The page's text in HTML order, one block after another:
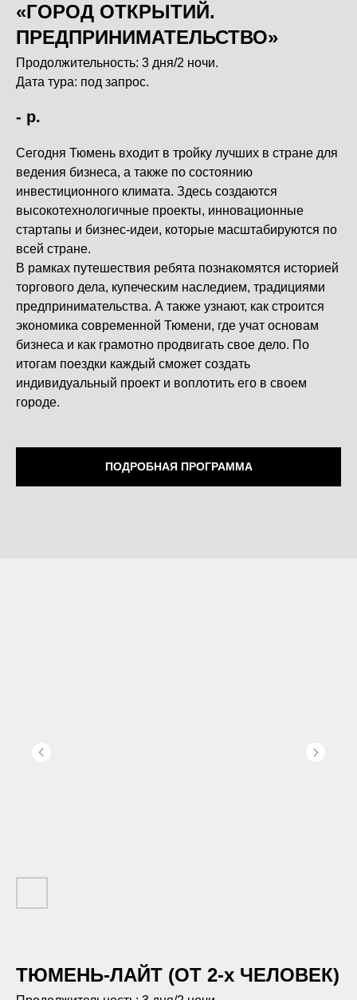
«ГОРОД ОТКРЫТИЙ.
ПРЕДПРИНИМАТЕЛЬСТВО»
Продолжительность: 3 дня/2 ночи.
Дата тура: под запрос.
- р.
Сегодня Тюмень входит в тройку лучших в стране для
ведения бизнеса, а также по состоянию
инвестиционного климата. Здесь создаются
высокотехнологичные проекты, инновационные
стартапы и бизнес-идеи, которые масштабируются по
всей стране.
В рамках путешествия ребята познакомятся историей
торгового дела, купеческим наследием, традициями
предпринимательства. А также узнают, как строится
экономика современной Тюмени, где учат основам
бизнеса и как грамотно продвигать свое дело. По
итогам поездки каждый сможет создать
индивидуальный проект и воплотить его в своем
городе.
ПОДРОБНАЯ ПРОГРАММА
ТЮМЕНЬ-ЛАЙТ (ОТ 2-х ЧЕЛОВЕК)